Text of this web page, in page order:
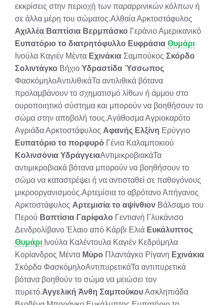
εκκρίσεις στην περιοχή των παραρρινικών κόλπων ή
σε άλλα μέρη του σώματος.Αλθαία Αρκτοστάφυλος
Αχιλλέα Βαπτίσια Βερμπάσκο Γεράνιο Αμερικανικό
Ευπατόριο το διατρητόφυλλο Ευφράσια Θυμάρι
Ινούλα Καγιέν Μέντα Εχινάκια Σαμπούκος Σκόρδο
Σολιντάγκο Βήχιο Υδραστίδα Ύσσωπος
ΦασκόμηλοΑντιλιθικάΤα αντιλιθικά βότανα
προλαμβάνουν το σχηματισμό λίθων ή άμμου στο
ουροποιητικό σύστημα και μπορούν να βοηθήσουν το
σώμα στην αποβολή τους.Αγάθοσμα Αγριοκαρότο
Αγριάδα Αρκτοστάφυλος Αφανής Ελξίνη Ερύγγιο
Ευπατόριο το πορφυρό Γένια Καλαμποκιού
Κολινσόνια ΥδράγγειαΑντιμικροβιακάΤα
αντιμικροβιακά βότανα μπορούν να βοηθήσουν το
σώμα να καταστρέψει ή να αντισταθεί σε παθογόνους
μικροοργανισμούς.Αρτεμίσια το αβρότανο Απήγανος
Αρκτοστάφυλος Αρτεμισία το αψίνθιον Βάλσαμο του
Περού Βαπτίσια Γαρίφαλο Γεντιανή Γλυκάνισο
Δενδρολίβανο Έλαιο από Κάρβι Ελιά Ευκάλυπτος
Θυμάρι Ινούλα Καλέντουλα Καγιέν Κεδρόμηλα
Κορίανδρος Μέντα Μύρο Πλαντάγκο Ρίγανη Εχινάκια
Σκόρδο ΦασκόμηλοΑντιπυρετικάΤα αντιπυρετικά
βότανα βοηθούν το σώμα να μειώσει τον
πυρετό.Αγγελική Άνθη ΣαμπούκουΑσκληπιάδα